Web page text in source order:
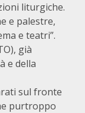
liturgiche.
e palestre,
e teatri”.
già
e della
sul fronte
purtroppo